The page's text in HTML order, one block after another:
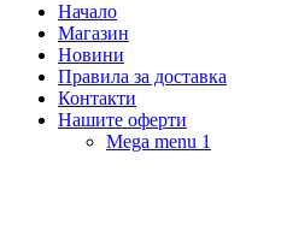
Начало
Магазин
Новини
Правила за доставка
Контакти
Нашите оферти
Mega menu 1